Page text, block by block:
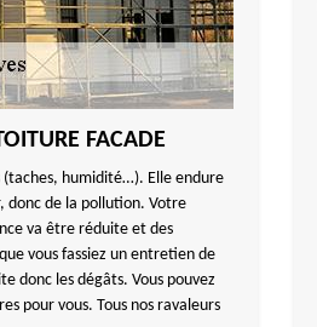
FACADE
(taches, humidité…). Elle endure
donc de la pollution. Votre
va être réduite et des
vous fassiez un entretien de
donc les dégâts. Vous pouvez
pour vous. Tous nos ravaleurs